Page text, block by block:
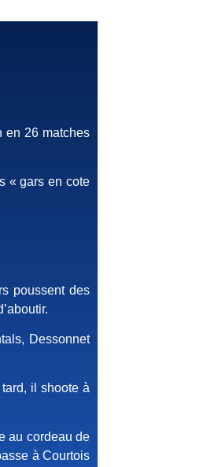
en 26 matches
« gars en cote
poussent des
Dessonnet
il shoote à
au cordeau de
à Courtois